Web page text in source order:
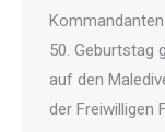
50. Geburtstag
auf den
der Freiwilligen